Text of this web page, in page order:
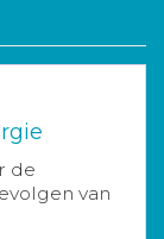
de
van